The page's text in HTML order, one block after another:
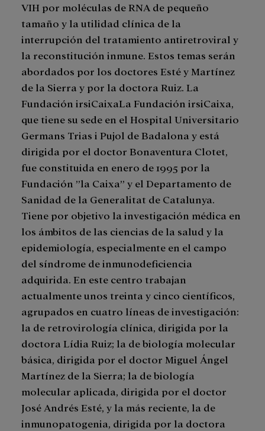
VIH por moléculas de RNA de pequeño
tamaño y la utilidad clínica de la
interrupción del tratamiento antiretroviral y
la reconstitución inmune. Estos temas serán
abordados por los doctores Esté y Martínez
de la Sierra y por la doctora Ruiz. La
Fundación irsiCaixaLa Fundación irsiCaixa,
que tiene su sede en el Hospital Universitario
Germans Trias i Pujol de Badalona y está
dirigida por el doctor Bonaventura Clotet,
fue constituida en enero de 1995 por la
Fundación ”la Caixa” y el Departamento de
Sanidad de la Generalitat de Catalunya.
Tiene por objetivo la investigación médica en
los ámbitos de las ciencias de la salud y la
epidemiología, especialmente en el campo
del síndrome de inmunodeficiencia
adquirida. En este centro trabajan
actualmente unos treinta y cinco científicos,
agrupados en cuatro líneas de investigación:
la de retrovirología clínica, dirigida por la
doctora Lídia Ruiz; la de biología molecular
básica, dirigida por el doctor Miguel Ángel
Martínez de la Sierra; la de biología
molecular aplicada, dirigida por el doctor
José Andrés Esté, y la más reciente, la de
inmunopatogenia, dirigida por la doctora